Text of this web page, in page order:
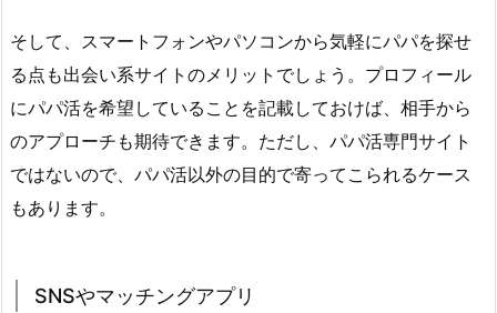
そして、スマートフォンやパソコンから気軽にパパを探せ
る点も出会い系サイトのメリットでしょう。プロフィール
にパパ活を希望していることを記載しておけば、相手から
のアプローチも期待できます。ただし、パパ活専門サイト
ではないので、パパ活以外の目的で寄ってこられるケース
もあります。
SNSやマッチングアプリ